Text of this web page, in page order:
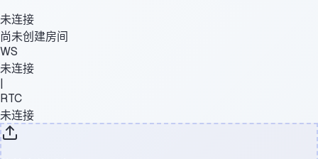
未连接
尚未创建房间
WS
未连接
|
RTC
未连接